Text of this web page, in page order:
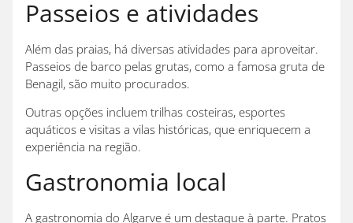
Passeios e atividades
Além das praias, há diversas atividades para aproveitar.
Passeios de barco pelas grutas, como a famosa gruta de
Benagil, são muito procurados.
Outras opções incluem trilhas costeiras, esportes
aquáticos e visitas a vilas históricas, que enriquecem a
experiência na região.
Gastronomia local
A gastronomia do Algarve é um destaque à parte. Pratos